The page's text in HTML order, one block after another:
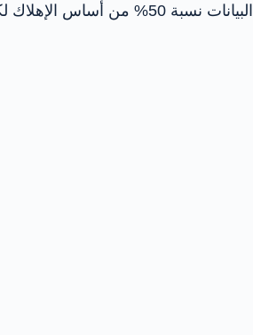
البيانات نسبة 50% من أساس الإهلاك لكل سنة ضريبية .